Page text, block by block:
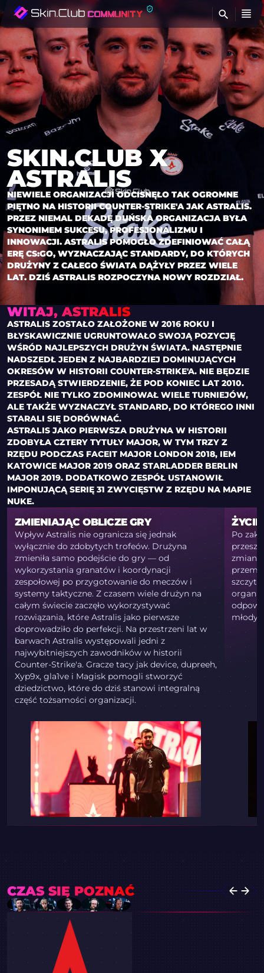
SKIN.CLUB X
ASTRALIS
NIEWIELE ORGANIZACJI ODCISNĘŁO TAK OGROMNE
PIĘTNO NA HISTORII COUNTER-STRIKE'A JAK ASTRALIS.
PRZEZ NIEMAL DEKADĘ DUŃSKA ORGANIZACJA BYŁA
SYNONIMEM SUKCESU, PROFESJONALIZMU I
INNOWACJI. ASTRALIS POMOGŁO ZDEFINIOWAĆ CAŁĄ
ERĘ CS:GO, WYZNACZAJĄC STANDARDY, DO KTÓRYCH
DRUŻYNY Z CAŁEGO ŚWIATA DĄŻYŁY PRZEZ WIELE
LAT. DZIŚ ASTRALIS ROZPOCZYNA NOWY ROZDZIAŁ.
WITAJ, ASTRALIS
ASTRALIS ZOSTAŁO ZAŁOŻONE W 2016 ROKU I
BŁYSKAWICZNIE UGRUNTOWAŁO SWOJĄ POZYCJĘ
WŚRÓD NAJLEPSZYCH DRUŻYN ŚWIATA. NASTĘPNIE
NADSZEDŁ JEDEN Z NAJBARDZIEJ DOMINUJĄCYCH
OKRESÓW W HISTORII COUNTER-STRIKE'A. NIE BĘDZIE
PRZESADĄ STWIERDZENIE, ŻE POD KONIEC LAT 2010.
ZESPÓŁ NIE TYLKO ZDOMINOWAŁ WIELE TURNIEJÓW,
ALE TAKŻE WYZNACZYŁ STANDARD, DO KTÓREGO INNI
STARALI SIĘ DORÓWNAĆ.
ASTRALIS JAKO PIERWSZA DRUŻYNA W HISTORII
ZDOBYŁA CZTERY TYTUŁY MAJOR, W TYM TRZY Z
RZĘDU PODCZAS FACEIT MAJOR LONDON 2018, IEM
KATOWICE MAJOR 2019 ORAZ STARLADDER BERLIN
MAJOR 2019. DODATKOWO ZESPÓŁ USTANOWIŁ
IMPONUJĄCĄ SERIĘ 31 ZWYCIĘSTW Z RZĘDU NA MAPIE
NUKE.
ZMIENIAJĄC OBLICZE GRY
Wpływ Astralis nie ogranicza się jednak
wyłącznie do zdobytych trofeów. Drużyna
zmieniła samo podejście do gry — od
wykorzystania granatów i koordynacji
zespołowej po przygotowanie do meczów i
systemy taktyczne. Z czasem wiele drużyn na
całym świecie zaczęło wykorzystywać
rozwiązania, które Astralis jako pierwsze
doprowadziło do perfekcji. Na przestrzeni lat w
barwach Astralis występowali jedni z
najwybitniejszych zawodników w historii
Counter-Strike'a. Gracze tacy jak device, dupreeh,
Xyp9x, gla1ve i Magisk pomogli stworzyć
dziedzictwo, które do dziś stanowi integralną
część tożsamości organizacji.
Po
zmian
szczyt
CZAS SIĘ POZNAĆ